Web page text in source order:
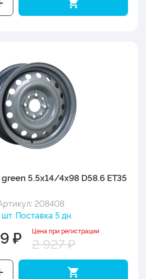
5.5x14/4x98 D58.6 ET35
208408
Поставка 5 дн.
₽ Цена при регистрации
2 927 ₽